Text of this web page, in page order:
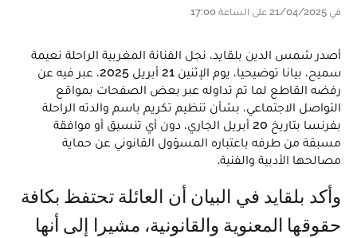
في 21/04/2025 على الساعة 17:00
أصدر شمس الدين بلقايد، نجل الفنانة المغربية الراحلة نعيمة
سميح، بيانا توضيحيا، يوم الإثنين 21 أبريل 2025، عبر فيه عن
رفضه القاطع لما تم تداوله عبر بعض الصفحات بمواقع
التواصل الاجتماعي، بشأن تنظيم تكريم باسم والدته الراحلة
بفرنسا بتاريخ 20 أبريل الجاري، دون أي تنسيق أو موافقة
مسبقة من طرفه باعتباره المسؤول القانوني عن حماية
مصالحها الأدبية والفنية.
وأكد بلقايد في البيان أن العائلة تحتفظ بكافة
حقوقها المعنوية والقانونية، مشيرا إلى أنها